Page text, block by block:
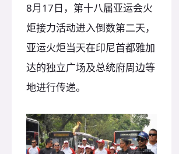
8月17日，第十八届亚运会火
炬接力活动进入倒数第二天，
亚运火炬当天在印尼首都雅加
达的独立广场及总统府周边等
地进行传递。